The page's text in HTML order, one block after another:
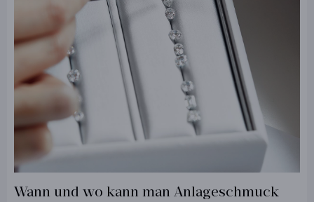
Wann und wo kann man Anlageschmuck